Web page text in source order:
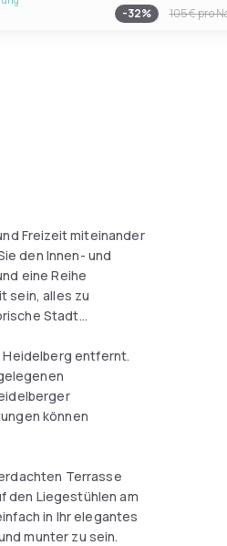
-32% 105 €pro
Freizeit miteinander
den Innen- und
eine Reihe
sein, alles zu
Stadt
Heidelberg entfernt.
können
Terrasse
den Liegestühlen am
in Ihr elegantes
munter zu sein.